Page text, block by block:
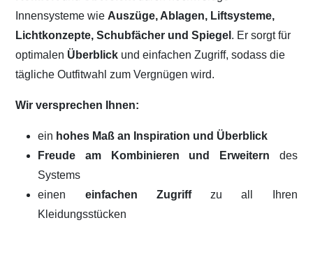
Innensysteme wie Auszüge, Ablagen, Liftsysteme,
Lichtkonzepte, Schubfächer und Spiegel . Er sorgt für
optimalen Überblick und einfachen Zugriff, sodass die
tägliche Outfitwahl zum Vergnügen wird.
Wir versprechen Ihnen:
ein hohes Maß an Inspiration und Überblick
Freude am Kombinieren und Erweitern des
Systems
einen einfachen Zugriffzu all Ihren
Kleidungsstücken